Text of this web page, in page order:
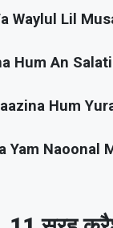
Waylul Lil
Hum An
Hum
Yam Naoonal